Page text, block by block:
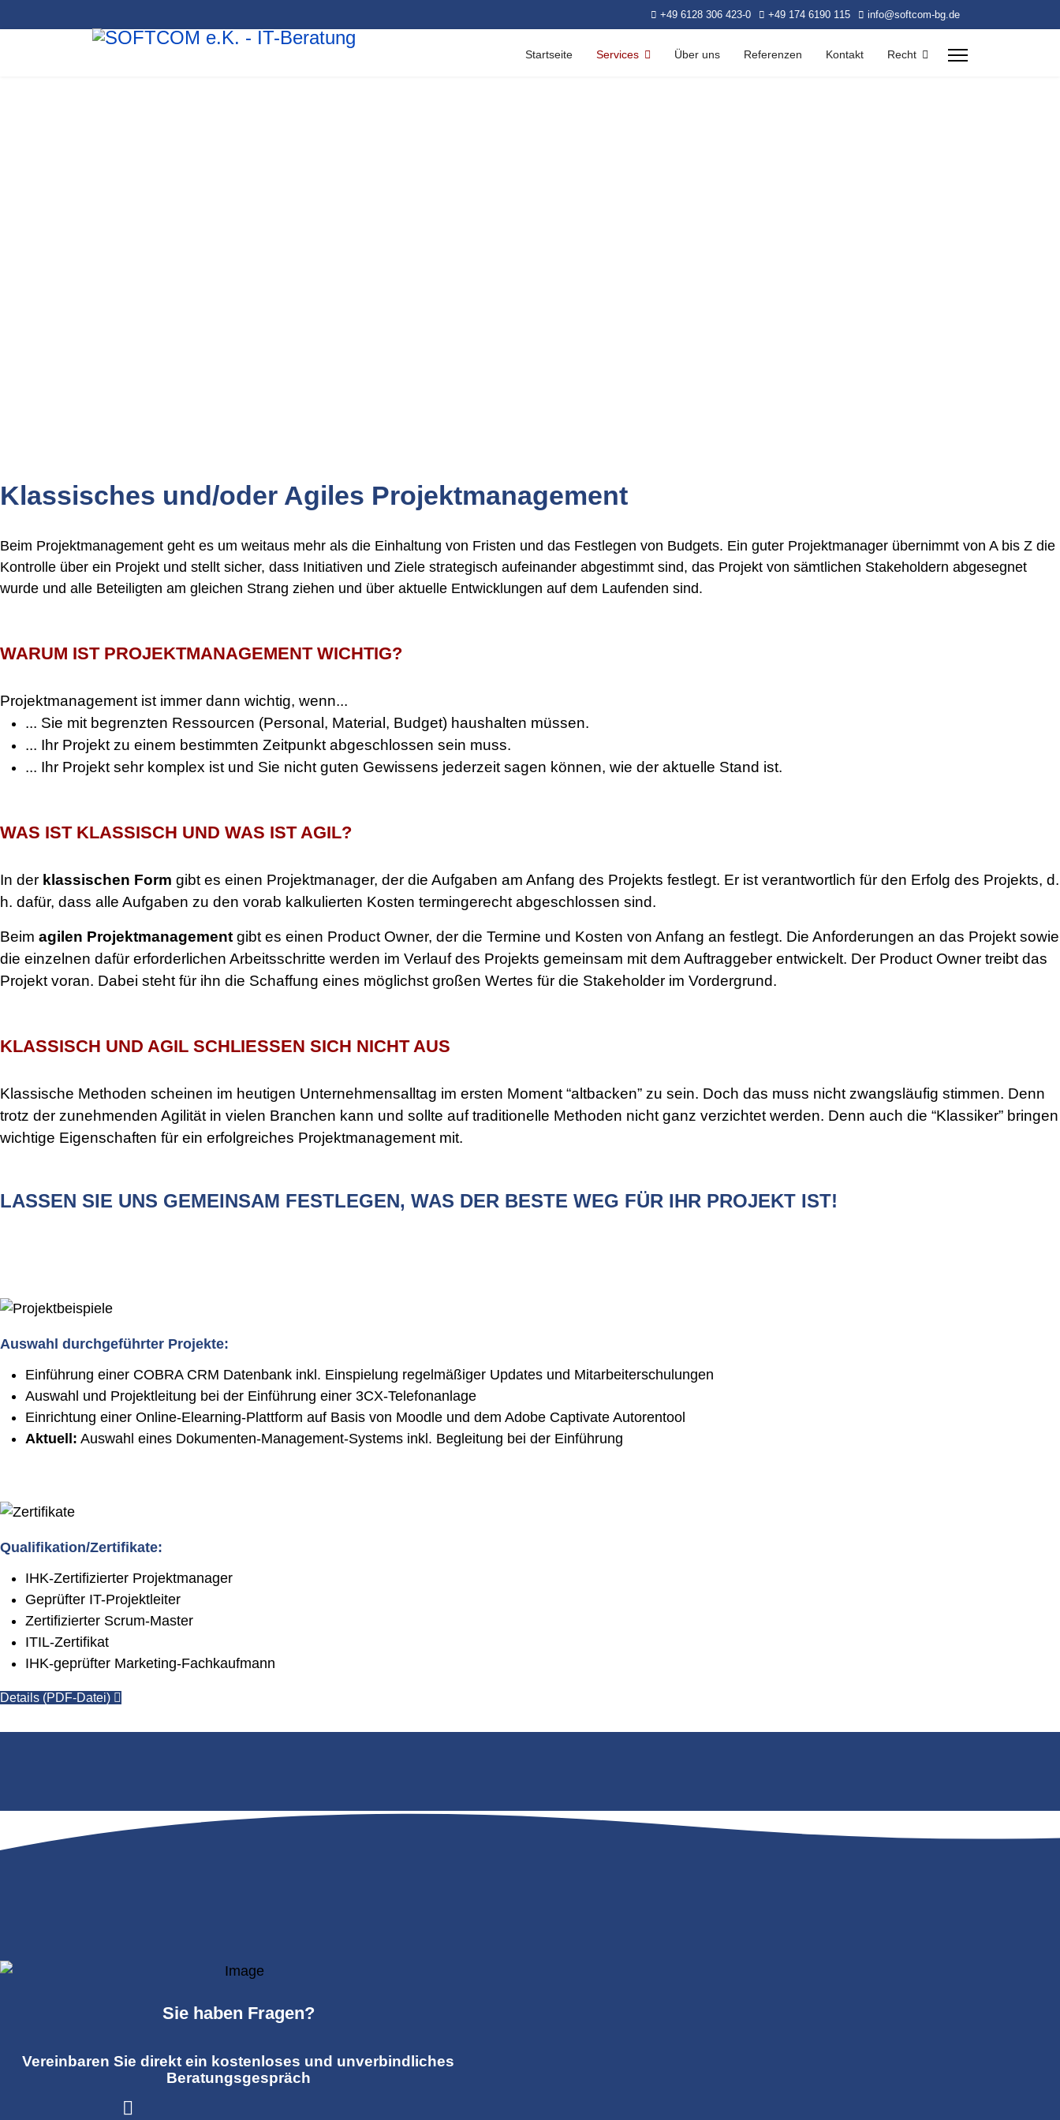
+49 6128 306 423-0 +49 174 6190 115 info@softcom-bg.de
Startseite Services Über uns Referenzen Kontakt Recht
Klassisches und/oder Agiles Projektmanagement
Beim Projektmanagement geht es um weitaus mehr als die Einhaltung von Fristen und das Festlegen von Budgets. Ein guter Projektmanager übernimmt von A bis Z die
Kontrolle über ein Projekt und stellt sicher, dass Initiativen und Ziele strategisch aufeinander abgestimmt sind, das Projekt von sämtlichen Stakeholdern abgesegnet
wurde und alle Beteiligten am gleichen Strang ziehen und über aktuelle Entwicklungen auf dem Laufenden sind.
WARUM IST PROJEKTMANAGEMENT WICHTIG?
Projektmanagement ist immer dann wichtig, wenn...
... Sie mit begrenzten Ressourcen (Personal, Material, Budget) haushalten müssen.
... Ihr Projekt zu einem bestimmten Zeitpunkt abgeschlossen sein muss.
... Ihr Projekt sehr komplex ist und Sie nicht guten Gewissens jederzeit sagen können, wie der aktuelle Stand ist.
WAS IST KLASSISCH UND WAS IST AGIL?
In der klassischen Form gibt es einen Projektmanager, der die Aufgaben am Anfang des Projekts festlegt. Er ist verantwortlich für den Erfolg des Projekts, d.
h. dafür, dass alle Aufgaben zu den vorab kalkulierten Kosten termingerecht abgeschlossen sind.
Beim agilen Projektmanagement gibt es einen Product Owner, der die Termine und Kosten von Anfang an festlegt. Die Anforderungen an das Projekt sowie
die einzelnen dafür erforderlichen Arbeitsschritte werden im Verlauf des Projekts gemeinsam mit dem Auftraggeber entwickelt. Der Product Owner treibt das
Projekt voran. Dabei steht für ihn die Schaffung eines möglichst großen Wertes für die Stakeholder im Vordergrund.
KLASSISCH UND AGIL SCHLIESSEN SICH NICHT AUS
Klassische Methoden scheinen im heutigen Unternehmensalltag im ersten Moment “altbacken” zu sein. Doch das muss nicht zwangsläufig stimmen. Denn
trotz der zunehmenden Agilität in vielen Branchen kann und sollte auf traditionelle Methoden nicht ganz verzichtet werden. Denn auch die “Klassiker” bringen
wichtige Eigenschaften für ein erfolgreiches Projektmanagement mit.
LASSEN SIE UNS GEMEINSAM FESTLEGEN, WAS DER BESTE WEG FÜR IHR PROJEKT IST!
Auswahl durchgeführter Projekte:
Einführung einer COBRA CRM Datenbank inkl. Einspielung regelmäßiger Updates und Mitarbeiterschulungen
Auswahl und Projektleitung bei der Einführung einer 3CX-Telefonanlage
Einrichtung einer Online-Elearning-Plattform auf Basis von Moodle und dem Adobe Captivate Autorentool
Aktuell: Auswahl eines Dokumenten-Management-Systems inkl. Begleitung bei der Einführung
Qualifikation/Zertifikate:
IHK-Zertifizierter Projektmanager
Geprüfter IT-Projektleiter
Zertifizierter Scrum-Master
ITIL-Zertifikat
IHK-geprüfter Marketing-Fachkaufmann
Details (PDF-Datei)
Sie haben Fragen?
Vereinbaren Sie direkt ein kostenloses und unverbindliches
Beratungsgespräch